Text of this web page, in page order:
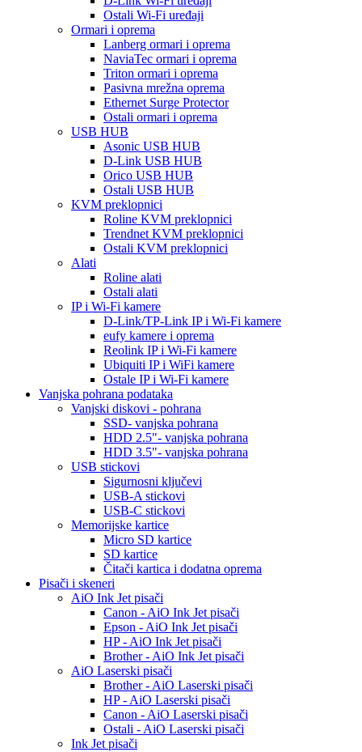
Ostali Wi-Fi uređaji
Ormari i oprema
Lanberg ormari i oprema
NaviaTec ormari i oprema
Triton ormari i oprema
Pasivna mrežna oprema
Ethernet Surge Protector
Ostali ormari i oprema
USB HUB
Asonic USB HUB
D-Link USB HUB
Orico USB HUB
Ostali USB HUB
KVM preklopnici
Roline KVM preklopnici
Trendnet KVM preklopnici
Ostali KVM preklopnici
Alati
Roline alati
Ostali alati
IP i Wi-Fi kamere
D-Link/TP-Link IP i Wi-Fi kamere
eufy kamere i oprema
Reolink IP i Wi-Fi kamere
Ubiquiti IP i WiFi kamere
Ostale IP i Wi-Fi kamere
Vanjska pohrana podataka
Vanjski diskovi - pohrana
SSD- vanjska pohrana
HDD 2.5"- vanjska pohrana
HDD 3.5"- vanjska pohrana
USB stickovi
Sigurnosni ključevi
USB-A stickovi
USB-C stickovi
Memorijske kartice
Micro SD kartice
SD kartice
Čitači kartica i dodatna oprema
Pisači i skeneri
AiO Ink Jet pisači
Canon - AiO Ink Jet pisači
Epson - AiO Ink Jet pisači
HP - AiO Ink Jet pisači
Brother - AiO Ink Jet pisači
AiO Laserski pisači
Brother - AiO Laserski pisači
HP - AiO Laserski pisači
Canon - AiO Laserski pisači
Ostali - AiO Laserski pisači
Ink Jet pisači